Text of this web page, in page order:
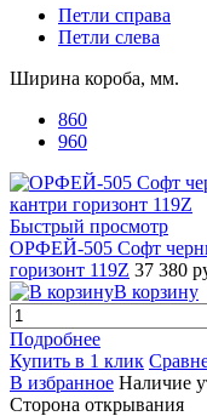
Петли справа
Петли слева
Ширина короба, мм.
860
960
Быстрый просмотр
ОРФЕЙ-505 Софт
горизонт 119Z 37 380
В корзину
Подробнее
Купить в 1 клик
В избранное Наличие
Сторона открывания